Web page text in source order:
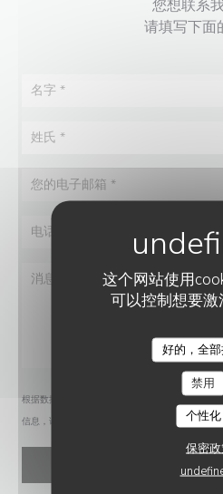
这个网站使用
可以控制想要激
好的，全
禁用
个性化
保密
您想联系
请填写下面
根据数据保护法规，您有权拒绝接收营销电话。
信息，请查看我们的
GARE AUX